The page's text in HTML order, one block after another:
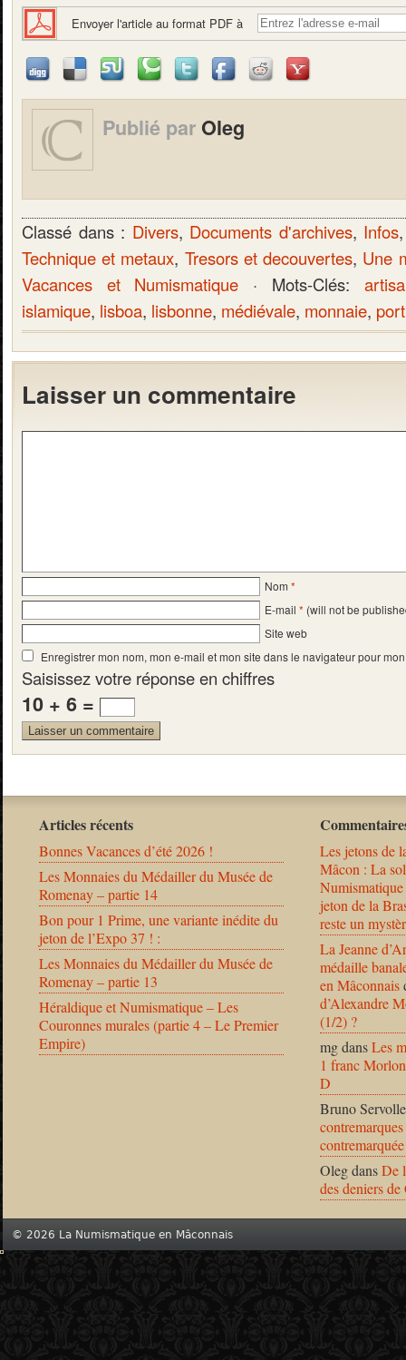
Envoyer l'article au format PDF à
Publié par Oleg
Classé dans : Divers, Documents d'archives, Infos
Technique et metaux, Tresors et decouvertes, Une
Vacances et Numismatique · Mots-Clés:
islamique, lisboa, lisbonne, médiévale, monnaie,
Laisser un commentaire
Nom *
E-mail * (will not be
Site web
Enregistrer mon nom, mon e-mail et mon site dans le navigateur pour
Saisissez votre réponse en chiffres
10 + 6 =
Articles récents
Bonnes Vacances d’été 2026 !
Les Monnaies du Médailler du Musée de
Romenay – partie 14
Bon pour 1 Prime, une variante inédite du
jeton de l’Expo 37 ! :
Les Monnaies du Médailler du Musée de
Romenay – partie 13
Héraldique et Numismatique – Les
Couronnes murales (partie 4 – Le Premier
Empire)
Les jetons de
Mâcon : La
jeton de la
reste un
La Jeanne
médaille
en Mâconnais
d’Alexandre
(1/2) ?
mgdansLes
1 franc
D
Bruno Servolle
OlegdansDe
des deniers
© 2026 La Numismatique en Mâconnais